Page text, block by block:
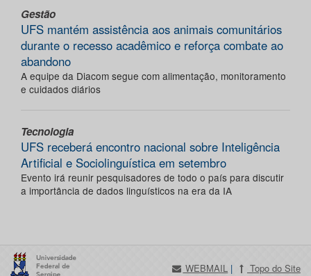
Gestão
UFS mantém assistência aos animais comunitários
durante o recesso acadêmico e reforça combate ao
abandono
A equipe da Diacom segue com alimentação, monitoramento
e cuidados diários
Tecnologia
UFS receberá encontro nacional sobre Inteligência
Artificial e Sociolinguística em setembro
Evento irá reunir pesquisadores de todo o país para discutir
a importância de dados linguísticos na era da IA
WEBMAIL | Topo do Site